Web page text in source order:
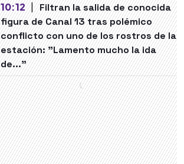
10:12 | Filtran la salida de conocida
figura de Canal 13 tras polémico
conflicto con uno de los rostros de la
estación: "Lamento mucho la ida
de..."